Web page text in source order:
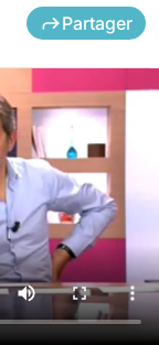
Partager